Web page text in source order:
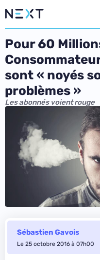
Pour 60
sont « noyés
problèmes »
Les abonnés voient rouge
Sébastien Gavois
Le 25 octobre 2016 à 07h00